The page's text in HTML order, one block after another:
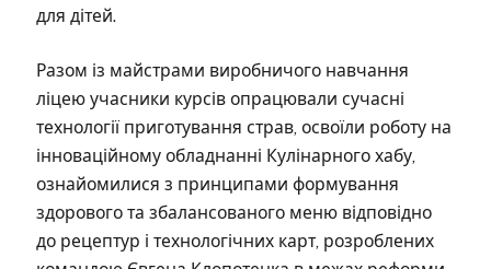
для дітей.
Разом із майстрами виробничого навчання
ліцею учасники курсів опрацювали сучасні
технології приготування страв, освоїли роботу на
інноваційному обладнанні Кулінарного хабу,
ознайомилися з принципами формування
здорового та збалансованого меню відповідно
до рецептур і технологічних карт, розроблених